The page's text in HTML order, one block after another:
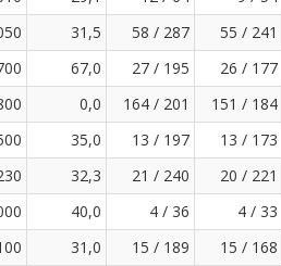
31,5 58 / 287
55 / 241
67,0 27 / 195
26 / 177
0,0 164 / 201
151 / 184
35,0 13 / 197
13 / 173
32,3 21 / 240
20 / 221
40,0 4 / 36
4 / 33
31,0 15 / 189
15 / 168